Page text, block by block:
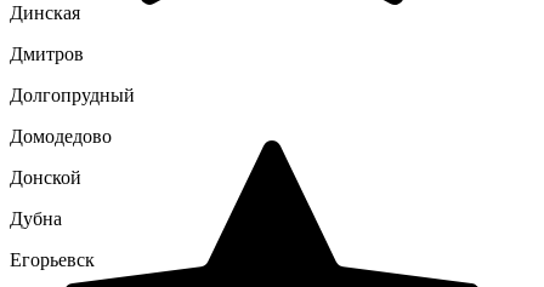
Динская
Дмитров
Долгопрудный
Домодедово
Донской
Дубна
Егорьевск